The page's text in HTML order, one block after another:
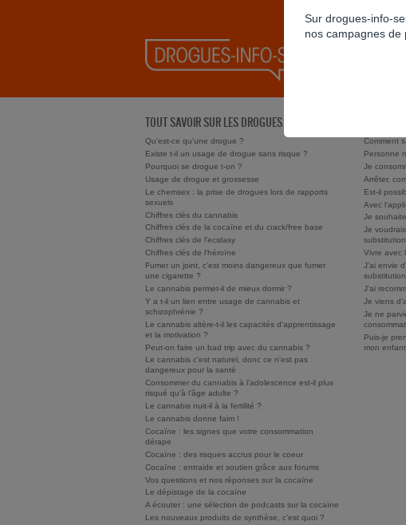
TOUT SAVOIR SUR LES DROGUES
Qu'est-ce qu'une drogue ?
Existe t-il un usage de drogue sans risque ?
Pourquoi se drogue t-on ?
Usage de drogue et grossesse
Le chemsex : la prise de drogues lors de rapports
sexuels
Chiffres clés du cannabis
Chiffres clés de la cocaïne et du crack/free base
Chiffres clés de l'ecstasy
Chiffres clés de l'héroïne
Fumer un joint, c’est moins dangereux que fumer
une cigarette ?
Le cannabis permet-il de mieux dormir ?
Y a t-il un lien entre usage de cannabis et
schizophrénie ?
Le cannabis altère-t-il les capacités d'apprentissage
et la motivation ?
Peut-on faire un bad trip avec du cannabis ?
Le cannabis c'est naturel, donc ce n'est pas
dangereux pour la santé
Consommer du cannabis à l’adolescence est-il plus
risqué qu’à l’âge adulte ?
Le cannabis nuit-il à la fertilité ?
Le cannabis donne faim !
Cocaïne : les signes que votre consommation
dérape
Cocaïne : des risques accrus pour le coeur
Cocaïne : entraide et soutien grâce aux forums
Vos questions et nos réponses sur la cocaïne
Le dépistage de la cocaïne
A écouter : une sélection de podcasts sur la cocaïne
Les nouveaux produits de synthèse, c’est quoi ?
Comment
Personne
Je
Arrêter,
Est-il
Avec
Je
Je
substitution
Vivre avec
J'ai envie
substitution
J'ai
Je viens
Je ne
Puis-je
mon
Sur drogues-info-
nos campagnes de